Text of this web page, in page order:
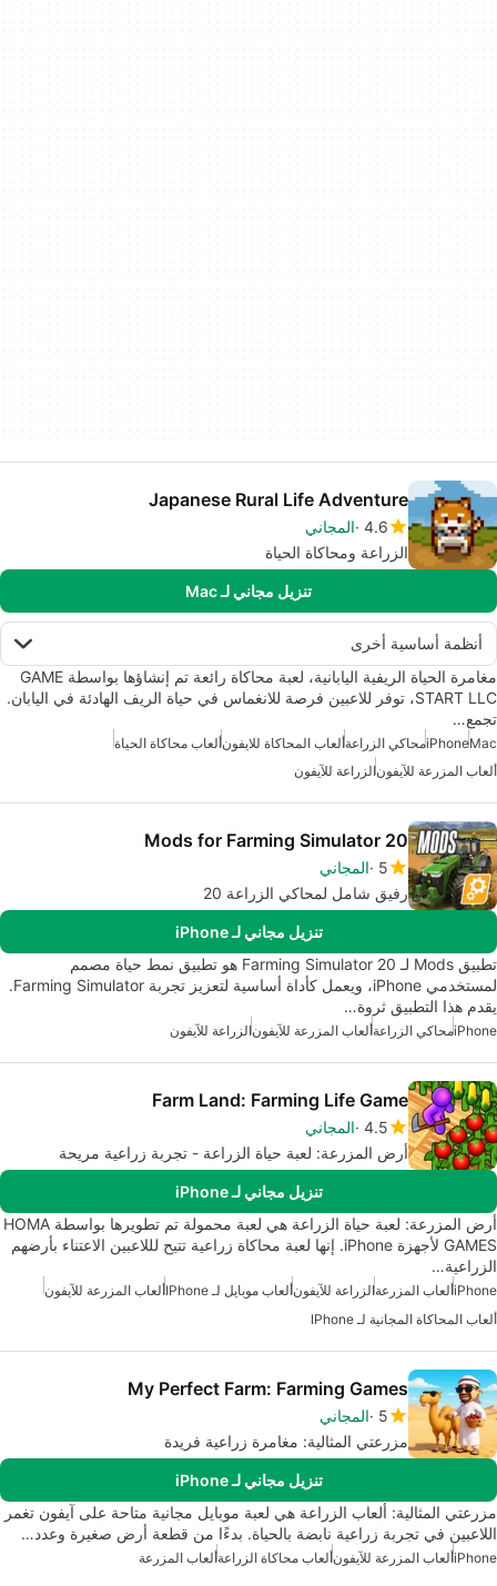
Japanese Rural Life Adventure
4.6 المجاني
الزراعة ومحاكاة الحياة
تنزيل مجاني لـ Mac
أنظمة أساسية أخرى
مغامرة الحياة الريفية اليابانية، لعبة محاكاة رائعة تم إنشاؤها بواسطة GAME
START LLC، توفر للاعبين فرصة للانغماس في حياة الريف الهادئة في اليابان.
تجمع…
Mac
iPhoneمحاكي الزراعةألعاب المحاكاة للايفونألعاب محاكاة الحياة
ألعاب المزرعة للآيفونالزراعة للآيفون
Mods for Farming Simulator 20
5 المجاني
رفيق شامل لمحاكي الزراعة 20
تنزيل مجاني لـ iPhone
تطبيق Mods لـ Farming Simulator 20 هو تطبيق نمط حياة مصمم
لمستخدمي iPhone، ويعمل كأداة أساسية لتعزيز تجربة Farming Simulator.
يقدم هذا التطبيق ثروة…
iPhoneمحاكي الزراعةألعاب المزرعة للآيفونالزراعة للآيفون
Farm Land: Farming Life Game
4.5 المجاني
أرض المزرعة: لعبة حياة الزراعة - تجربة زراعية مريحة
تنزيل مجاني لـ iPhone
أرض المزرعة: لعبة حياة الزراعة هي لعبة محمولة تم تطويرها بواسطة HOMA
GAMES لأجهزة iPhone. إنها لعبة محاكاة زراعية تتيح لللاعبين الاعتناء بأرضهم
الزراعية…
iPhoneألعاب المزرعةالزراعة للآيفونألعاب موبايل لـ IPhone
ألعاب المزرعة للآيفون
ألعاب المحاكاة المجانية لـ IPhone
My Perfect Farm: Farming Games
5 المجاني
مزرعتي المثالية: مغامرة زراعية فريدة
تنزيل مجاني لـ iPhone
مزرعتي المثالية: ألعاب الزراعة هي لعبة موبايل مجانية متاحة على آيفون تغمر
اللاعبين في تجربة زراعية نابضة بالحياة. بدءًا من قطعة أرض صغيرة وعدد…
iPhoneألعاب المزرعة للآيفونألعاب محاكاة الزراعةألعاب المزرعة